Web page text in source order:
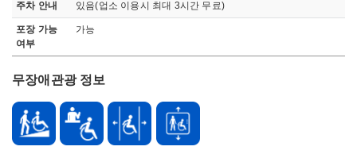
주차 안내 있음(업소 이용시 최대 3시간 무료)
포장 가능
여부
가능
무장애관광 정보